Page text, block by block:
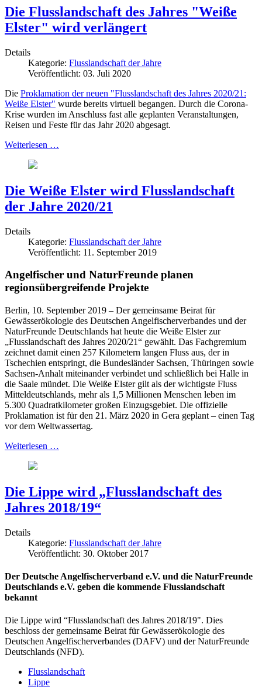
Die Flusslandschaft des Jahres "Weiße
Elster" wird verlängert
Details
Kategorie: Flusslandschaft der Jahre
Veröffentlicht: 03. Juli 2020
Die Proklamation der neuen "Flusslandschaft des Jahres 2020/21:
Weiße Elster" wurde bereits virtuell begangen. Durch die Corona-
Krise wurden im Anschluss fast alle geplanten Veranstaltungen,
Reisen und Feste für das Jahr 2020 abgesagt.
Weiterlesen …
Die Weiße Elster wird Flusslandschaft
der Jahre 2020/21
Details
Kategorie: Flusslandschaft der Jahre
Veröffentlicht: 11. September 2019
Angelfischer und NaturFreunde planen
regionsübergreifende Projekte
Berlin, 10. September 2019 – Der gemeinsame Beirat für
Gewässerökologie des Deutschen Angelfischerverbandes und der
NaturFreunde Deutschlands hat heute die Weiße Elster zur
„Flusslandschaft des Jahres 2020/21“ gewählt. Das Fachgremium
zeichnet damit einen 257 Kilometern langen Fluss aus, der in
Tschechien entspringt, die Bundesländer Sachsen, Thüringen sowie
Sachsen-Anhalt miteinander verbindet und schließlich bei Halle in
die Saale mündet. Die Weiße Elster gilt als der wichtigste Fluss
Mitteldeutschlands, mehr als 1,5 Millionen Menschen leben im
5.300 Quadratkilometer großen Einzugsgebiet. Die offizielle
Proklamation ist für den 21. März 2020 in Gera geplant – einen Tag
vor dem Weltwassertag.
Weiterlesen …
Die Lippe wird „Flusslandschaft des
Jahres 2018/19“
Details
Kategorie: Flusslandschaft der Jahre
Veröffentlicht: 30. Oktober 2017
Der Deutsche Angelfischerverband e.V. und die NaturFreunde
Deutschlands e.V. geben die kommende Flusslandschaft
bekannt
Die Lippe wird “Flusslandschaft des Jahres 2018/19". Dies
beschloss der gemeinsame Beirat für Gewässerökologie des
Deutschen Angelfischerverbandes (DAFV) und der NaturFreunde
Deutschlands (NFD).
Flusslandschaft
Lippe